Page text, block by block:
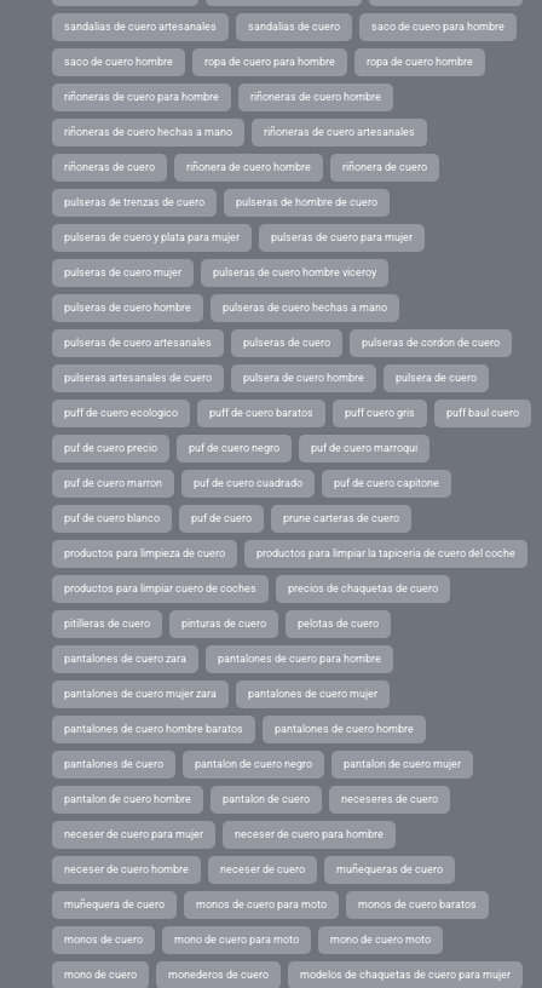
sandalias de cuero artesanales sandalias de cuero saco de cuero para hombre
saco de cuero hombre ropa de cuero para hombre ropa de cuero hombre
riñoneras de cuero para hombre riñoneras de cuero hombre
riñoneras de cuero hechas a mano riñoneras de cuero artesanales
riñoneras de cuero riñonera de cuero hombre riñonera de cuero
pulseras de trenzas de cuero pulseras de hombre de cuero
pulseras de cuero y plata para mujer pulseras de cuero para mujer
pulseras de cuero mujer pulseras de cuero hombre viceroy
pulseras de cuero hombre pulseras de cuero hechas a mano
pulseras de cuero artesanales pulseras de cuero pulseras de cordon de cuero
pulseras artesanales de cuero pulsera de cuero hombre pulsera de cuero
puff de cuero ecologico puff de cuero baratos puff cuero gris puff baul cuero
puf de cuero precio puf de cuero negro puf de cuero marroqui
puf de cuero marron puf de cuero cuadrado puf de cuero capitone
puf de cuero blanco puf de cuero prune carteras de cuero
productos para limpieza de cuero productos para limpiar la tapiceria de cuero del coche
productos para limpiar cuero de coches precios de chaquetas de cuero
pitilleras de cuero pinturas de cuero pelotas de cuero
pantalones de cuero zara pantalones de cuero para hombre
pantalones de cuero mujer zara pantalones de cuero mujer
pantalones de cuero hombre baratos pantalones de cuero hombre
pantalones de cuero pantalon de cuero negro pantalon de cuero mujer
pantalon de cuero hombre pantalon de cuero neceseres de cuero
neceser de cuero para mujer neceser de cuero para hombre
neceser de cuero hombre neceser de cuero muñequeras de cuero
muñequera de cuero monos de cuero para moto monos de cuero baratos
monos de cuero mono de cuero para moto mono de cuero moto
mono de cuero monederos de cuero modelos de chaquetas de cuero para mujer